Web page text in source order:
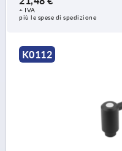
+ IVA
più le spese di spedizione
K0112